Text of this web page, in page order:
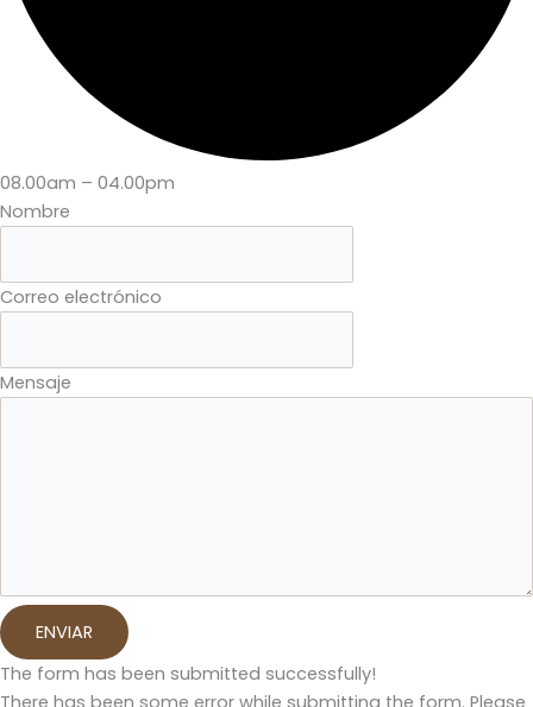
08.00am – 04.00pm
Nombre
Correo electrónico
Mensaje
ENVIAR
The form has been submitted successfully!